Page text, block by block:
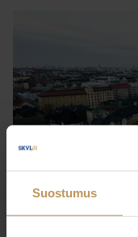
Suostumus